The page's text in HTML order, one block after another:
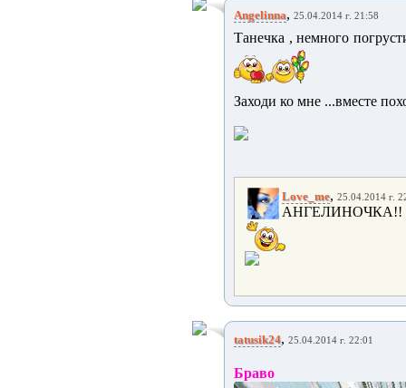
Angelinna, 25.04.2014 г. 21:58
Танечка , немного
Заходи ко мне ...вместе
Love_me, 25.04.2014 г.
tatusik24, 25.04.2014 г. 22:01
Браво